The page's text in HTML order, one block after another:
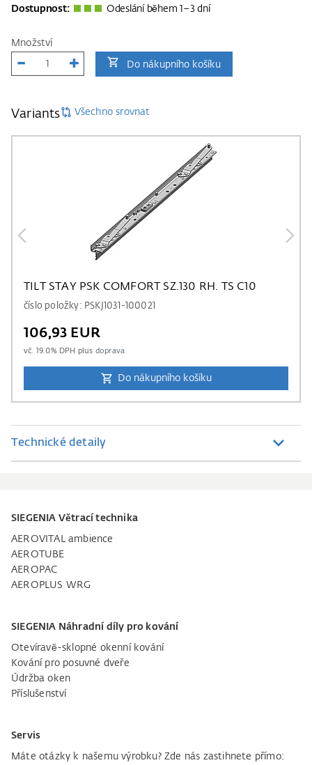
Dostupnost: Odeslání během 1–3 dní
Množství
Do nákupního košíku
Variants Všechno srovnat
TILT STAY PSK COMFORT SZ.130 RH. TS C10
číslo položky: PSKJ1031-100021
106,93 EUR
vč. 19.0% DPH plus doprava
Do nákupního košíku
Technické detaily
SIEGENIA Větrací technika
AEROVITAL ambience
AEROTUBE
AEROPAC
AEROPLUS WRG
SIEGENIA Náhradní díly pro kování
Otevíravě-sklopné okenní kování
Kování pro posuvné dveře
Údržba oken
Příslušenství
Servis
Máte otázky k našemu výrobku? Zde nás zastihnete přímo: